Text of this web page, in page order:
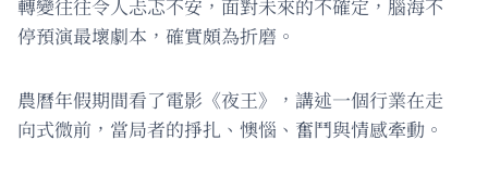
轉變往往令人忐忑不安，面對未來的不確定，腦海不
停預演最壞劇本，確實頗為折磨。
農曆年假期間看了電影《夜王》，講述一個行業在走
向式微前，當局者的掙扎、懊惱、奮鬥與情感牽動。